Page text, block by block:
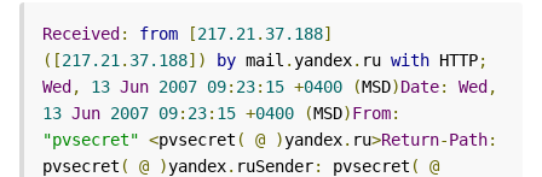
Received : from [217.21. 37.188]
([217.21. 37.188]) by mail .yandex. ru with HTTP;
Wed , 13 Jun 2007 09: 23: 15 +0400 (MSD)Date: Wed ,
13 Jun 2007 09: 23: 15 +0400 (MSD)From:
"pvsecret" <pvsecret ( @ )yandex. ru>Return-Path:
pvsecret ( @ )yandex. ruSender: pvsecret (
@